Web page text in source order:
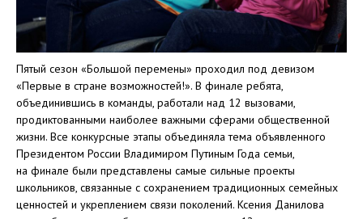
Пятый сезон «Большой перемены» проходил под девизом
«Первые в стране возможностей!». В финале ребята,
объединившись в команды, работали над 12 вызовами,
продиктованными наиболее важными сферами общественной
жизни. Все конкурсные этапы объединяла тема объявленного
Президентом России Владимиром Путиным Года семьи,
на финале были представлены самые сильные проекты
школьников, связанные с сохранением традиционных семейных
ценностей и укреплением связи поколений. Ксения Данилова